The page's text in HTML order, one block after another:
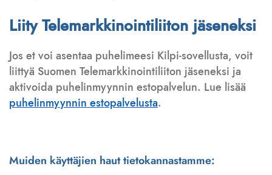
Liity Telemarkkinointiliiton jäseneksi
Jos et voi asentaa puhelimeesi Kilpi-sovellusta, voit
liittyä Suomen Telemarkkinointiliiton jäseneksi ja
aktivoida puhelinmyynnin estopalvelun. Lue lisää
puhelinmyynnin estopalvelusta.
Muiden käyttäjien haut tietokannastamme: